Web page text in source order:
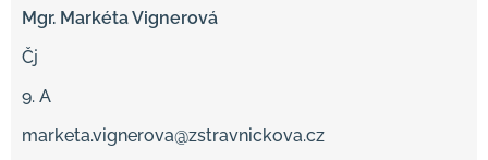
Mgr. Markéta Vignerová
Čj
9. A
marketa.vignerova@zstravnickova.cz